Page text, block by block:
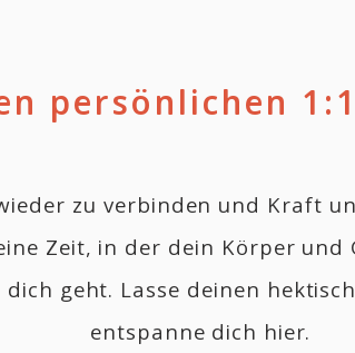
persönlichen
zu verbinden und Kraft
Zeit, in der dein Körper und
geht. Lasse deinen
entspanne dich hier.